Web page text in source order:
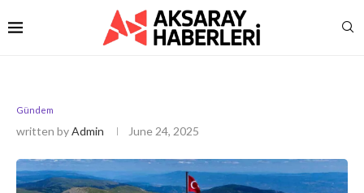
Gündem
written byAdmin June 24, 2025